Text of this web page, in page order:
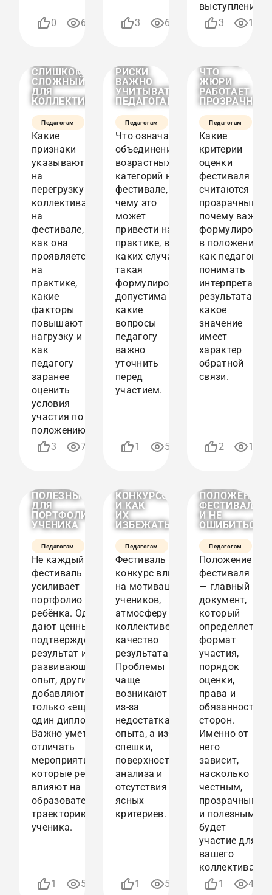
0 640
23.01.2026
12:04
3 679
21.01.2026
10:00
выступления.
3
1311
ФЕСТИВАЛЕ:
СЛИШКОМ
СЛОЖНЫЙ
ДЛЯ
КОЛЛЕКТИВА
Педагогам
Какие
признаки
указывают
на
перегрузку
коллектива
на
фестивале,
как она
проявляется
на
практике,
какие
факторы
повышают
нагрузку и
как
педагогу
заранее
оценить
условия
участия по
положению.
3
730
17.01.2026
09:10
ВОЗРАСТНЫЕ
РИСКИ
ВАЖНО
УЧИТЫВАТЬ
ПЕДАГОГАМ
Педагогам
Что означает
объединение
возрастных
категорий на
фестивале, к
чему это
может
привести на
практике, в
каких случаях
такая
формулировка
допустима и
какие
вопросы
педагогу
важно
уточнить
перед
участием.
1 527
15.01.2026
08:06
КРИТЕРИИ
ОЦЕНКИ
ЧТО
ЖЮРИ
РАБОТАЕТ
ПРОЗРАЧНО
Педагогам
Какие
критерии
оценки
фестиваля
считаются
прозрачными,
почему важны
формулировки
в положении,
как педагогу
понимать
интерпретацию
результата и
какое
значение
имеет
характер
обратной
связи.
2 1054
ПОЛЕЗНЫ
ДЛЯ
ПОРТФОЛИО
УЧЕНИКА
Педагогам
Не каждый
фестиваль
усиливает
портфолио
ребёнка. Одни
дают ценный
подтверждённый
результат и
развивающий
опыт, другие
добавляют
только «ещё
один диплом».
Важно уметь
отличать
мероприятия,
которые реально
влияют на
образовательную
траекторию
ученика.
1 500
02.01.2026
15:37
ПЕДАГОГОВ
КОНКУРСОВ
И КАК
ИХ
ИЗБЕЖАТЬ
Педагогам
Фестиваль или
конкурс влияет
на мотивацию
учеников,
атмосферу в
коллективе и
качество
результата.
Проблемы
чаще
возникают не
из-за
недостатка
опыта, а из-за
спешки,
поверхностного
анализа и
отсутствия
ясных
критериев.
1 524
01.01.2026
14:34
ПОЛОЖЕНИЕ
ФЕСТИВАЛЯ
И НЕ
ОШИБИТЬСЯ
Педагогам
Положение
фестиваля
— главный
документ,
который
определяет
формат
участия,
порядок
оценки,
права и
обязанности
сторон.
Именно от
него
зависит,
насколько
честным,
прозрачным
и полезным
будет
участие для
вашего
коллектива.
1
444